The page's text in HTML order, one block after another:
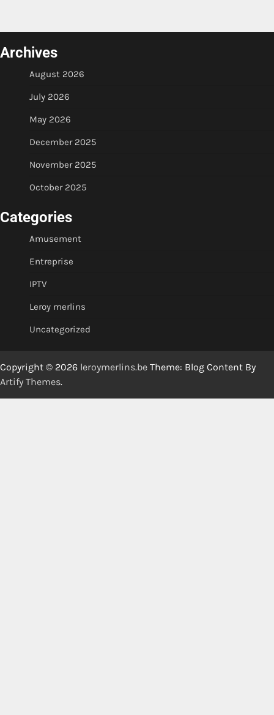
Archives
August 2026
July 2026
May 2026
December 2025
November 2025
October 2025
Categories
Amusement
Entreprise
IPTV
Leroy merlins
Uncategorized
Copyright © 2026 leroymerlins.be Theme: Blog Content By
Artify Themes.